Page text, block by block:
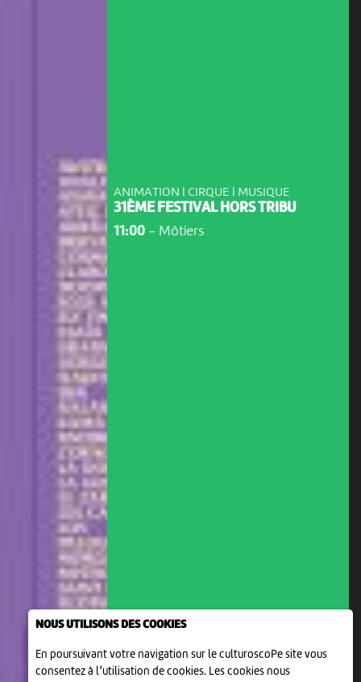
NOUS UTILISONS DES COOKIES
En poursuivant votre navigation sur le culturoscoPe site vous
consentez à l’utilisation de cookies. Les cookies nous
ANIMATION | CIRQUE | MUSIQUE
31ÈME FESTIVAL HORS TRIBU
11:00- Môtiers